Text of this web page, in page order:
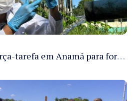
Cosama inicia força-tarefa em Anamã para fortalecer abastecimento de água e segurança hídrica da população